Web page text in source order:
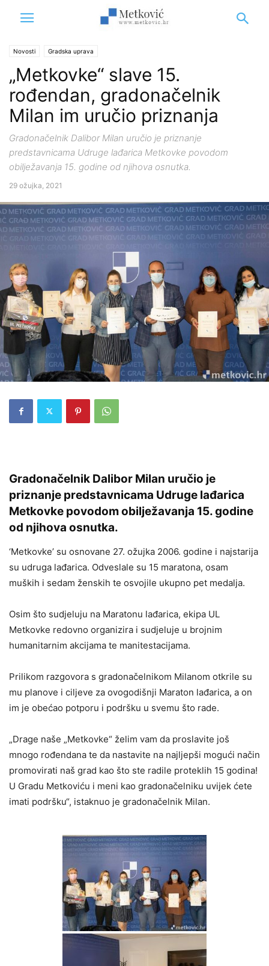
Novosti Gradska uprava
„Metkovke“ slave 15.
rođendan, gradonačelnik
Milan im uručio priznanja
Gradonačelnik Dalibor Milan uručio je priznanje
predstavnicama Udruge lađarica Metkovke povodom
obilježavanja 15. godine od njihova osnutka.
29 ožujka, 2021
Gradonačelnik Dalibor Milan uručio je
priznanje predstavnicama Udruge lađarica
Metkovke povodom obilježavanja 15. godine
od njihova osnutka.
‘Metkovke’ su osnovane 27. ožujka 2006. godine i najstarija
su udruga lađarica. Odveslale su 15 maratona, osam
muških i sedam ženskih te osvojile ukupno pet medalja.
Osim što sudjeluju na Maratonu lađarica, ekipa UL
Metkovke redovno organizira i sudjeluje u brojnim
humanitarnim akcijama te manitestacijama.
Prilikom razgovora s gradonačelnikom Milanom otkrile su
mu planove i ciljeve za ovogodišnji Maraton lađarica, a on
im je obećao potporu i podršku u svemu što rade.
„Drage naše „Metkovke“ želim vam da proslavite još
mnogo rođendana te da nastavite na najljepši mogući način
promovirati naš grad kao što ste radile proteklih 15 godina!
U Gradu Metkoviću i meni kao gradonačelniku uvijek ćete
imati podršku“, istaknuo je gradonačelnik Milan.